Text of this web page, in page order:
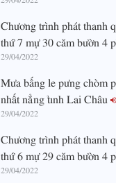
Chương trình phát thanh
thứ 7 mự 30 căm bườn 4
29/04/2022
Mưa bấng le pưng chòm
nhất nẳng tỉnh Lai Châu
29/04/2022
Chương trình phát thanh
thứ 6 mự 29 căm bườn 4
29/04/2022